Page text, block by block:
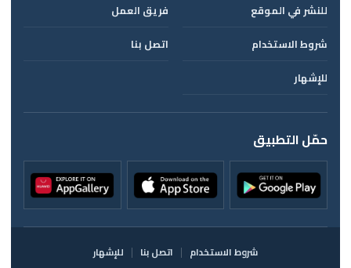
للنشر في الموقع
فريق العمل
شروط الاستخدام
اتصل بنا
للإشهار
حمّل التطبيق
شروط الاستخدام اتصل بنا للإشهار